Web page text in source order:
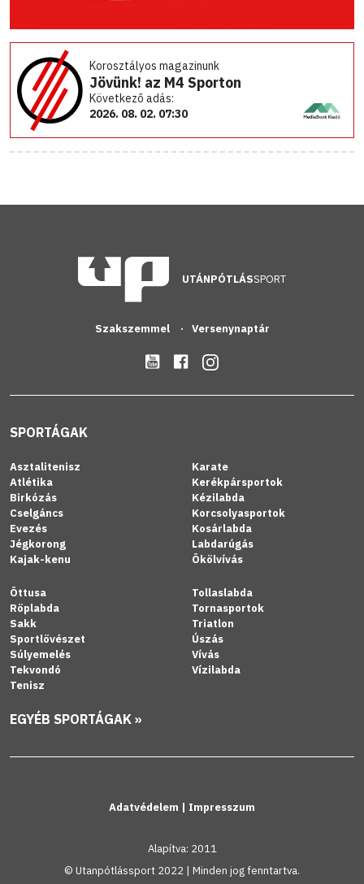
Korosztályos magazinunk
Jövünk! az M4 Sporton
Következő adás:
2026. 08. 02. 07:30
UTÁNPÓTLÁSSPORT
Szakszemmel Versenynaptár
SPORTÁGAK
Asztalitenisz
Atlétika
Birkózás
Cselgáncs
Evezés
Jégkorong
Kajak-kenu
Karate
Kerékpársportok
Kézilabda
Korcsolyasportok
Kosárlabda
Labdarúgás
Ökölvívás
Öttusa
Röplabda
Sakk
Sportlövészet
Súlyemelés
Tekvondó
Tenisz
Tollaslabda
Tornasportok
Triatlon
Úszás
Vívás
Vízilabda
EGYÉB SPORTÁGAK »
Adatvédelem | Impresszum
Alapítva: 2011
© Utanpótlássport 2022 | Minden jog fenntartva.